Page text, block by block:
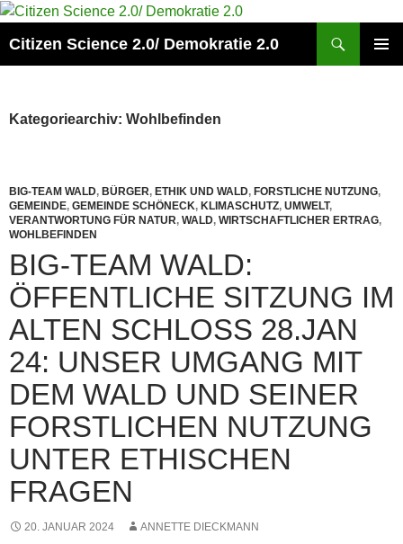
Zum
springen
Citizen Science 2.0/ Demokratie 2.0
Kategoriearchiv: Wohlbefinden
BIG-TEAM WALD, BÜRGER, ETHIK UND WALD, FORSTLICHE NUTZUNG,
GEMEINDE, GEMEINDE SCHÖNECK, KLIMASCHUTZ, UMWELT,
VERANTWORTUNG FÜR NATUR, WALD, WIRTSCHAFTLICHER ERTRAG,
WOHLBEFINDEN
BIG-TEAM WALD:
ÖFFENTLICHE SITZUNG IM
ALTEN SCHLOSS 28.JAN
24: UNSER UMGANG MIT
DEM WALD UND SEINER
FORSTLICHEN NUTZUNG
UNTER ETHISCHEN
FRAGEN
20. JANUAR 2024 ANNETTE DIECKMANN